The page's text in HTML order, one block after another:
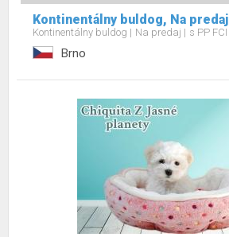
Kontinentálny buldog, Na predaj
Kontinentálny buldog Na predaj s PP FCI
Brno